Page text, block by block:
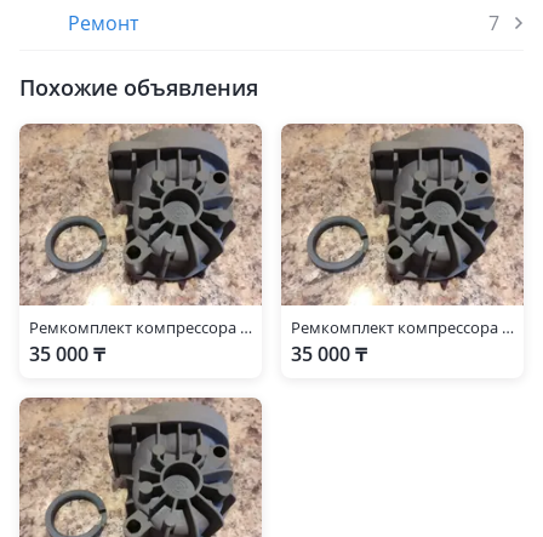
Ремонт
7
Похожие объявления
Ремкомплект компрессора пневмоподвески для Мерседес, Mercedes W-220 S класс
35 000 ₸
Ремкомплект компрессора пневмоподвески для Мерседес, Mercedes W-220 S класс
35 000 ₸